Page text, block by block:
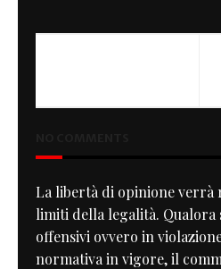
La libertà di opinione verrà
limiti della legalità. Qualora
offensivi ovvero in
normativa in vigore, il